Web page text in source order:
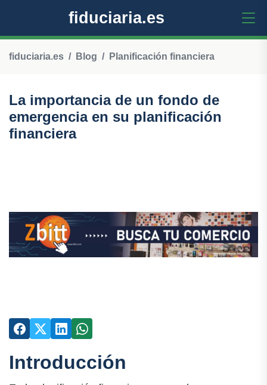
fiduciaria.es
fiduciaria.es Blog Planificación financiera
La importancia de un fondo de
emergencia en su planificación
financiera
Introducción